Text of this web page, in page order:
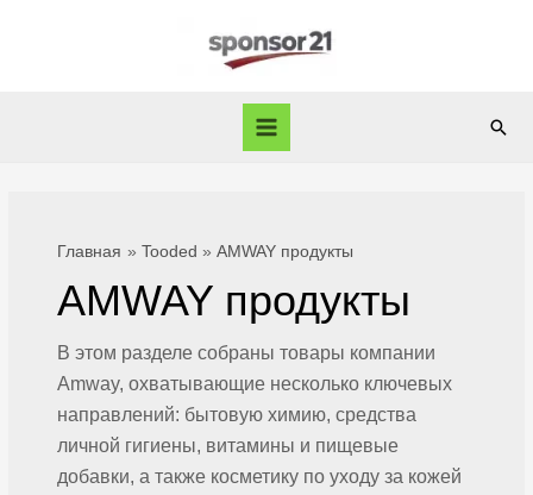
Main
Главная Tooded AMWAY продукты
AMWAY продукты
Вэтом разделе собраны товары компании
Amway, охватывающие несколько ключевых
направлений: бытовую химию, средства
личной гигиены, витамины и пищевые
добавки, а также косметику по уходу за кожей